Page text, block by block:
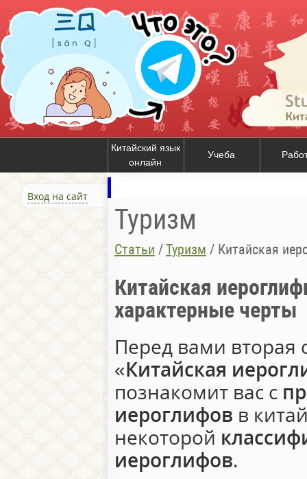
Китайский язык
онлайн
Учеба
Вход на сайт
Туризм
Статьи /Туризм / Китайская
Китайская
характерные черты
Перед вами вторая
«Китайская
познакомит вас с
иероглифов в
некоторой
иероглифов.